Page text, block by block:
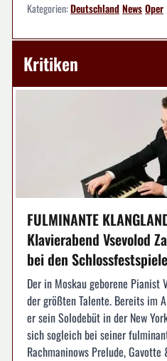
Kategorien:DeutschlandNewsOper
Kritiken
FULMINANTE
Klavierabend Vsevolod
bei den
Der in Moskau geborene Pianist
der größten Talente. Bereits im
er sein Solodebüt in der New
sich sogleich bei seiner
Rachmaninows Prelude, Gavotte